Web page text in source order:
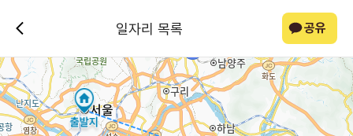
일자리 목록 공유